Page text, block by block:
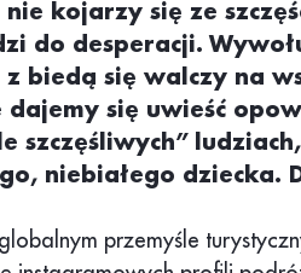
kojarzy się ze
do desperacji.
z biedą się walczy na
dajemy się uwieść
szczęśliwych”
niebiałego dziecka.
przemyśle